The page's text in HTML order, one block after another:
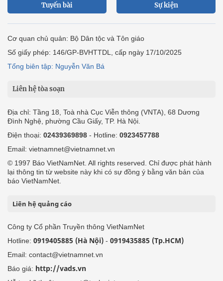
Tuyến bài Sự kiện
Cơ quan chủ quản: Bộ Dân tộc và Tôn giáo
Số giấy phép: 146/GP-BVHTTDL, cấp ngày 17/10/2025
Tổng biên tập: Nguyễn Văn Bá
Liên hệ tòa soạn
Địa chỉ: Tầng 18, Toà nhà Cục Viễn thông (VNTA), 68 Dương
Đình Nghệ, phường Cầu Giấy, TP. Hà Nội.
Điện thoại: 02439369898 - Hotline: 0923457788
Email: vietnamnet@vietnamnet.vn
© 1997 Báo VietNamNet. All rights reserved. Chỉ được phát hành
lại thông tin từ website này khi có sự đồng ý bằng văn bản của
báo VietNamNet.
Liên hệ quảng cáo
Công ty Cổ phần Truyền thông VietNamNet
Hotline: 0919405885 (Hà Nội) - 0919435885 (Tp.HCM)
Email: contact@vietnamnet.vn
Báo giá: http://vads.vn